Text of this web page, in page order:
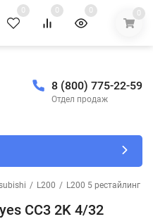
0 0 0 0
8 (800) 775-22-59
Отдел продаж
/ L200 / L200 5 рестайлинг
CC3 2K 4/32